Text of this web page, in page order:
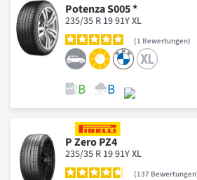
Potenza S005 *
235/35 R 19 91Y XL
1 Bewertungen
P Zero PZ4
235/35 R 19 91Y XL
137 Bewertungen